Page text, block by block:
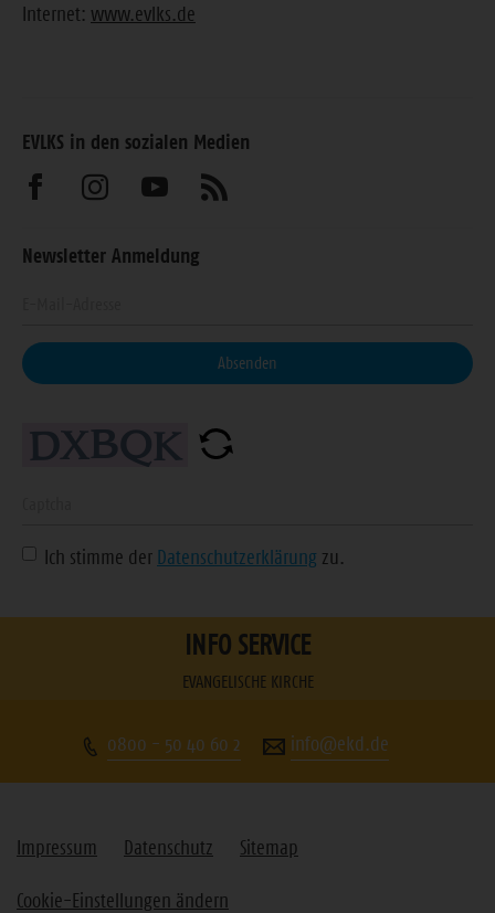
Internet: www.evlks.de
EVLKS in den sozialen Medien
Besuchen
uns
Besuchen
uns
Besuchen
uns
Youtube
Abonnieren
Newsletter Anmeldung
Absenden
Ihre
E-
Adresse
die
Zeichenfolge
Ich stimme der Datenschutzerklärung zu.
INFO SERVICE
EVANGELISCHE KIRCHE
0800 - 50 40 60 2 info@ekd.de
Impressum Datenschutz Sitemap
Cookie-Einstellungen ändern